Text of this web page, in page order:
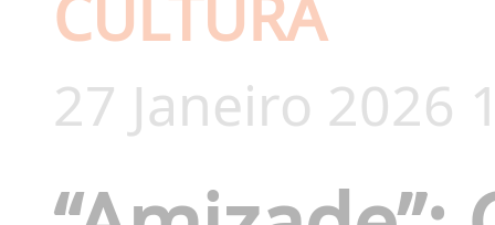
27 Janeiro 2026